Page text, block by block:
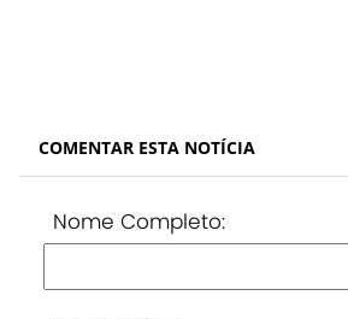
COMENTAR ESTA NOTÍCIA
Nome Completo: